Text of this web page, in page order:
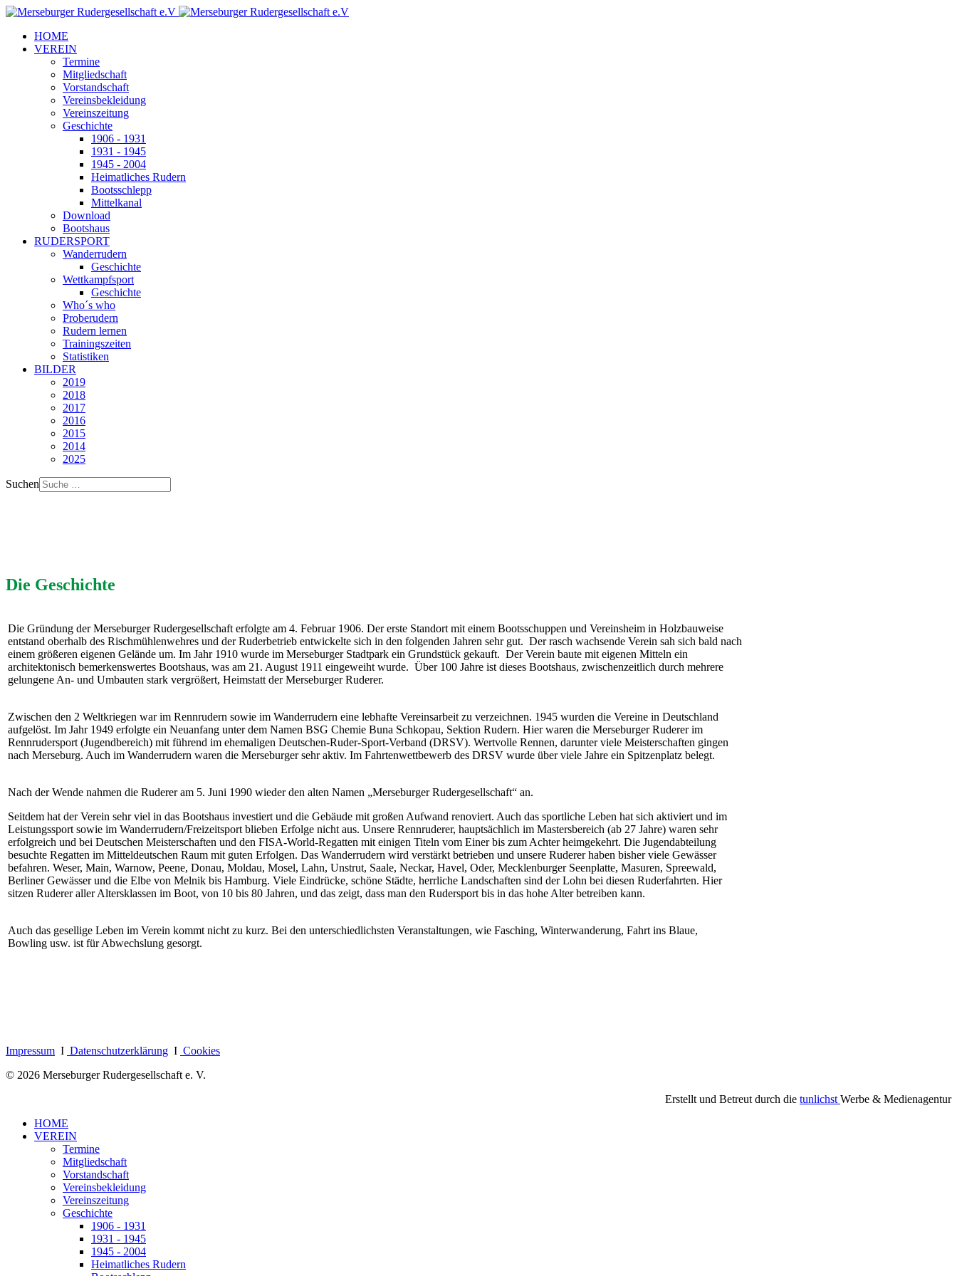
HOME
VEREIN
Termine
Mitgliedschaft
Vorstandschaft
Vereinsbekleidung
Vereinszeitung
Geschichte
1906 - 1931
1931 - 1945
1945 - 2004
Heimatliches Rudern
Bootsschlepp
Mittelkanal
Download
Bootshaus
RUDERSPORT
Wanderrudern
Geschichte
Wettkampfsport
Geschichte
Who´s who
Proberudern
Rudern lernen
Trainingszeiten
Statistiken
BILDER
2019
2018
2017
2016
2015
2014
2025
Suchen
Die Geschichte
Die Gründung der Merseburger Rudergesellschaft erfolgte am 4. Februar 1906. Der erste Standort mit einem Bootsschuppen und Vereinsheim in Holzbauweise
entstand oberhalb des Rischmühlenwehres und der Ruderbetrieb entwickelte sich in den folgenden Jahren sehr gut. Der rasch wachsende Verein sah sich bald nach
einem größeren eigenen Gelände um. Im Jahr 1910 wurde im Merseburger Stadtpark ein Grundstück gekauft. Der Verein baute mit eigenen Mitteln ein
architektonisch bemerkenswertes Bootshaus, was am 21. August 1911 eingeweiht wurde. Über 100 Jahre ist dieses Bootshaus, zwischenzeitlich durch mehrere
gelungene An- und Umbauten stark vergrößert, Heimstatt der Merseburger Ruderer.
Zwischen den 2 Weltkriegen war im Rennrudern sowie im Wanderrudern eine lebhafte Vereinsarbeit zu verzeichnen. 1945 wurden die Vereine in Deutschland
aufgelöst. Im Jahr 1949 erfolgte ein Neuanfang unter dem Namen BSG Chemie Buna Schkopau, Sektion Rudern. Hier waren die Merseburger Ruderer im
Rennrudersport (Jugendbereich) mit führend im ehemaligen Deutschen-Ruder-Sport-Verband (DRSV). Wertvolle Rennen, darunter viele Meisterschaften gingen
nach Merseburg. Auch im Wanderrudern waren die Merseburger sehr aktiv. Im Fahrtenwettbewerb des DRSV wurde über viele Jahre ein Spitzenplatz belegt.
Nach der Wende nahmen die Ruderer am 5. Juni 1990 wieder den alten Namen „Merseburger Rudergesellschaft“ an.
Seitdem hat der Verein sehr viel in das Bootshaus investiert und die Gebäude mit großen Aufwand renoviert. Auch das sportliche Leben hat sich aktiviert und im
Leistungssport sowie im Wanderrudern/Freizeitsport blieben Erfolge nicht aus. Unsere Rennruderer, hauptsächlich im Mastersbereich (ab 27 Jahre) waren sehr
erfolgreich und bei Deutschen Meisterschaften und den FISA-World-Regatten mit einigen Titeln vom Einer bis zum Achter heimgekehrt. Die Jugendabteilung
besuchte Regatten im Mitteldeutschen Raum mit guten Erfolgen. Das Wanderrudern wird verstärkt betrieben und unsere Ruderer haben bisher viele Gewässer
befahren. Weser, Main, Warnow, Peene, Donau, Moldau, Mosel, Lahn, Unstrut, Saale, Neckar, Havel, Oder, Mecklenburger Seenplatte, Masuren, Spreewald,
Berliner Gewässer und die Elbe von Melnik bis Hamburg. Viele Eindrücke, schöne Städte, herrliche Landschaften sind der Lohn bei diesen Ruderfahrten. Hier
sitzen Ruderer aller Altersklassen im Boot, von 10 bis 80 Jahren, und das zeigt, dass man den Rudersport bis in das hohe Alter betreiben kann.
Auch das gesellige Leben im Verein kommt nicht zu kurz. Bei den unterschiedlichsten Veranstaltungen, wie Fasching, Winterwanderung, Fahrt ins Blaue,
Bowling usw. ist für Abwechslung gesorgt.
Impressum I Datenschutzerklärung I Cookies
© 2026 Merseburger Rudergesellschaft e. V.
Erstellt und Betreut durch die tunlichst Werbe & Medienagentur
HOME
VEREIN
Termine
Mitgliedschaft
Vorstandschaft
Vereinsbekleidung
Vereinszeitung
Geschichte
1906 - 1931
1931 - 1945
1945 - 2004
Heimatliches Rudern